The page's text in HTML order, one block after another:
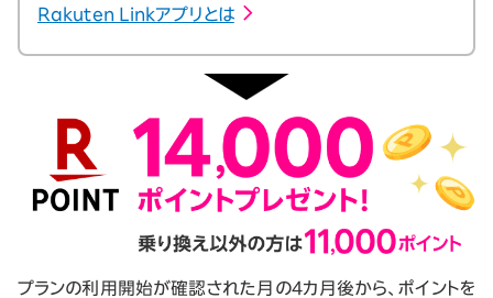
Rakuten Linkアプリとは
プランの利用開始が確認された月の4カ月後から、ポイントを